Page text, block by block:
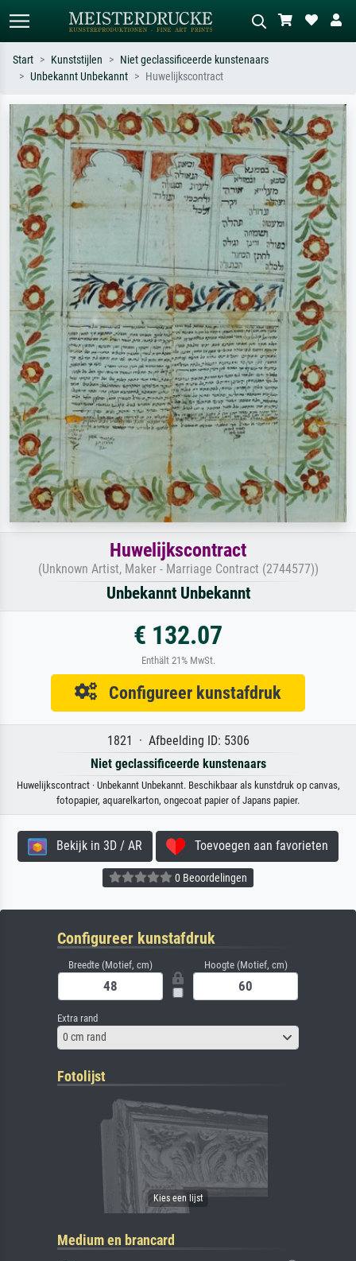
Zoek op kunstenaar, titel of stijl – bijv.
Monet, Sterrennacht, impressionisme,
Hokusai-golf, naakt.
Beschrijf de scène – bijv. groene
weide, abstract met veel rood, donker
olieverfschilderij, staand naakt naast
een boom.
Start Kunststijlen
Niet geclassificeerde kunstenaars
Unbekannt Unbekannt
Huwelijkscontract
Huwelijkscontract
(Unknown Artist, Maker - Marriage Contract (2744577))
Unbekannt Unbekannt
€ 132.07
Enthält 21% MwSt.
Configureer kunstafdruk
1821 · Afbeelding ID: 5306
Niet geclassificeerde kunstenaars
Huwelijkscontract · Unbekannt Unbekannt. Beschikbaar als kunstdruk op canvas,
fotopapier, aquarelkarton, ongecoat papier of Japans papier.
Bekijk in 3D / AR Toevoegen aan favorieten
0 Beoordelingen
Configureer kunstafdruk
Breedte (Motief, cm) Hoogte (Motief, cm)
Extra rand
0 cm rand
Fotolijst
Medium en brancard